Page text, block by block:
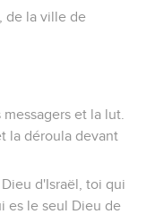
de la ville de
et la lut.
la déroula devant
d'Israël, toi qui
es le seul Dieu de